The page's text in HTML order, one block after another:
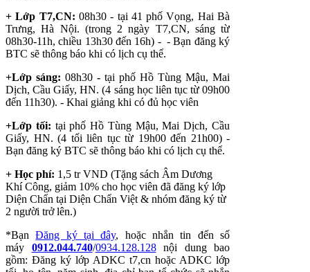
+ Lớp T7,CN: 08h30 - tại 41 phố Vọng, Hai Bà
Trưng, Hà Nội. (trong 2 ngày T7,CN, sáng từ
08h30-11h, chiều 13h30 đến 16h) - - Bạn đăng ký
BTC sẽ thông báo khi có lịch cụ thể.
+Lớp sáng: 08h30 - tại phố Hồ Tùng Mậu, Mai
Dịch, Cầu Giấy, HN. (4 sáng học liên tục từ 09h00
đến 11h30). - Khai giảng khi có đủ học viên
+Lớp tối: tại phố Hồ Tùng Mậu, Mai Dịch, Cầu
Giấy, HN. (4 tối liên tục từ 19h00 đến 21h00) -
Bạn đăng ký BTC sẽ thông báo khi có lịch cụ thể.
+ Học phí: 1,5 tr VND (Tặng sách Âm Dương
Khí Công, giảm 10% cho học viên đã đăng ký lớp
Diện Chẩn tại Diện Chẩn Việt & nhóm đăng ký từ
2 người trở lên.)
*BạnĐăng ký tại đây, hoặc nhắn tin đến số
máy 0912.044.740/0934.128.128nội dung bao
gồm: Đăng ký lớp ADKC t7,cn hoặc ADKC lớp